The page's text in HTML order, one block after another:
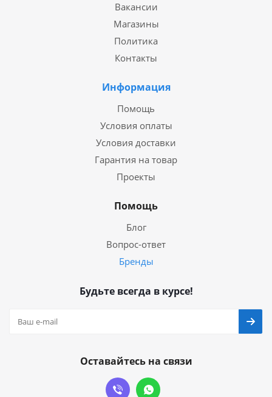
Вакансии
Магазины
Политика
Контакты
Информация
Помощь
Условия оплаты
Условия доставки
Гарантия на товар
Проекты
Помощь
Блог
Вопрос-ответ
Бренды
Будьте всегда в курсе!
Оставайтесь на связи